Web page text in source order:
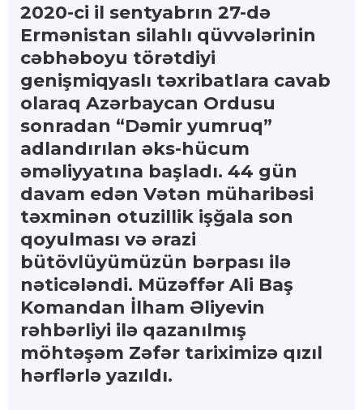
2020-ci il sentyabrın 27-də
Ermənistan silahlı qüvvələrinin
cəbhəboyu törətdiyi
genişmiqyaslı təxribatlara cavab
olaraq Azərbaycan Ordusu
sonradan “Dəmir yumruq”
adlandırılan əks-hücum
əməliyyatına başladı. 44 gün
davam edən Vətən müharibəsi
təxminən otuzillik işğala son
qoyulması və ərazi
bütövlüyümüzün bərpası ilə
nəticələndi. Müzəffər Ali Baş
Komandan İlham Əliyevin
rəhbərliyi ilə qazanılmış
möhtəşəm Zəfər tariximizə qızıl
hərflərlə yazıldı.